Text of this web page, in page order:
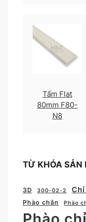
Tấm Flat
80mm F80-
N8
TỪ KHÓA SẢN
3D 300-02-2
Phào chân
Phào